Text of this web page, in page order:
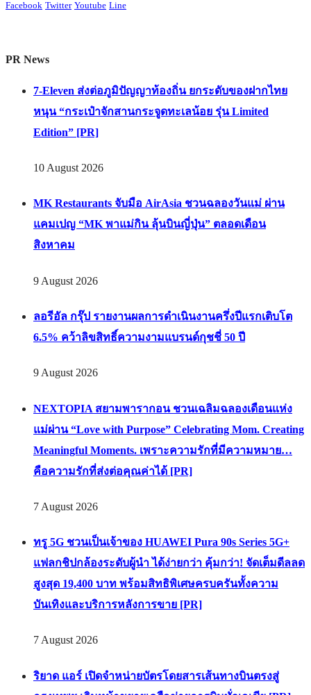
Facebook Twitter Youtube Line
PR News
7-Eleven ส่งต่อภูมิปัญญาท้องถิ่น ยกระดับของฝากไทย
หนุน “กระเป๋าจักสานกระจูดทะเลน้อย รุ่น Limited
Edition” [PR]
10 August 2026
MK Restaurants จับมือ AirAsia ชวนฉลองวันแม่ ผ่าน
แคมเปญ “MK พาแม่กิน ลุ้นบินญี่ปุ่น” ตลอดเดือน
สิงหาคม
9 August 2026
ลอรีอัล กรุ๊ป รายงานผลการดำเนินงานครึ่งปีแรกเติบโต
6.5% คว้าลิขสิทธิ์ความงามแบรนด์กุชชี่ 50 ปี
9 August 2026
NEXTOPIA สยามพารากอน ชวนเฉลิมฉลองเดือนแห่ง
แม่ผ่าน “Love with Purpose” Celebrating Mom. Creating
Meaningful Moments. เพราะความรักที่มีความหมาย…
คือความรักที่ส่งต่อคุณค่าได้ [PR]
7 August 2026
ทรู 5G ชวนเป็นเจ้าของ HUAWEI Pura 90s Series 5G+
แฟลกชิปกล้องระดับผู้นำ ได้ง่ายกว่า คุ้มกว่า! จัดเต็มดีลลด
สูงสุด 19,400 บาท พร้อมสิทธิพิเศษครบครันทั้งความ
บันเทิงและบริการหลังการขาย [PR]
7 August 2026
ริยาด แอร์ เปิดจำหน่ายบัตรโดยสารเส้นทางบินตรงสู่